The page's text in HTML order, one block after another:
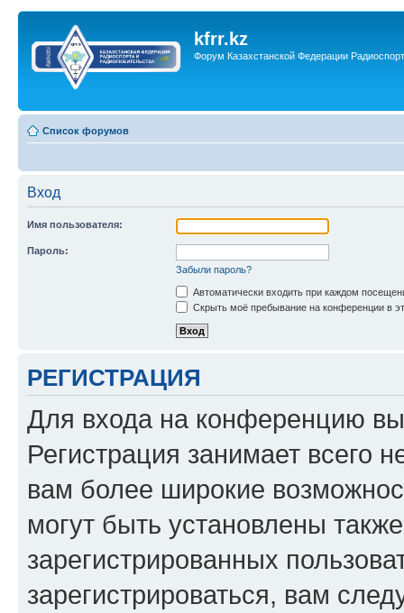
kfrr.kz
Форум Казахстанской Федерации
Список форумов
Вход
Имя пользователя:
Пароль:
Забыли пароль?
Автоматически входить при каждом
Скрыть моё пребывание на конференции в
РЕГИСТРАЦИЯ
Для входа на конференцию
Регистрация занимает всего
вам более широкие
могут быть установлены
зарегистрированных
зарегистрироваться, вам